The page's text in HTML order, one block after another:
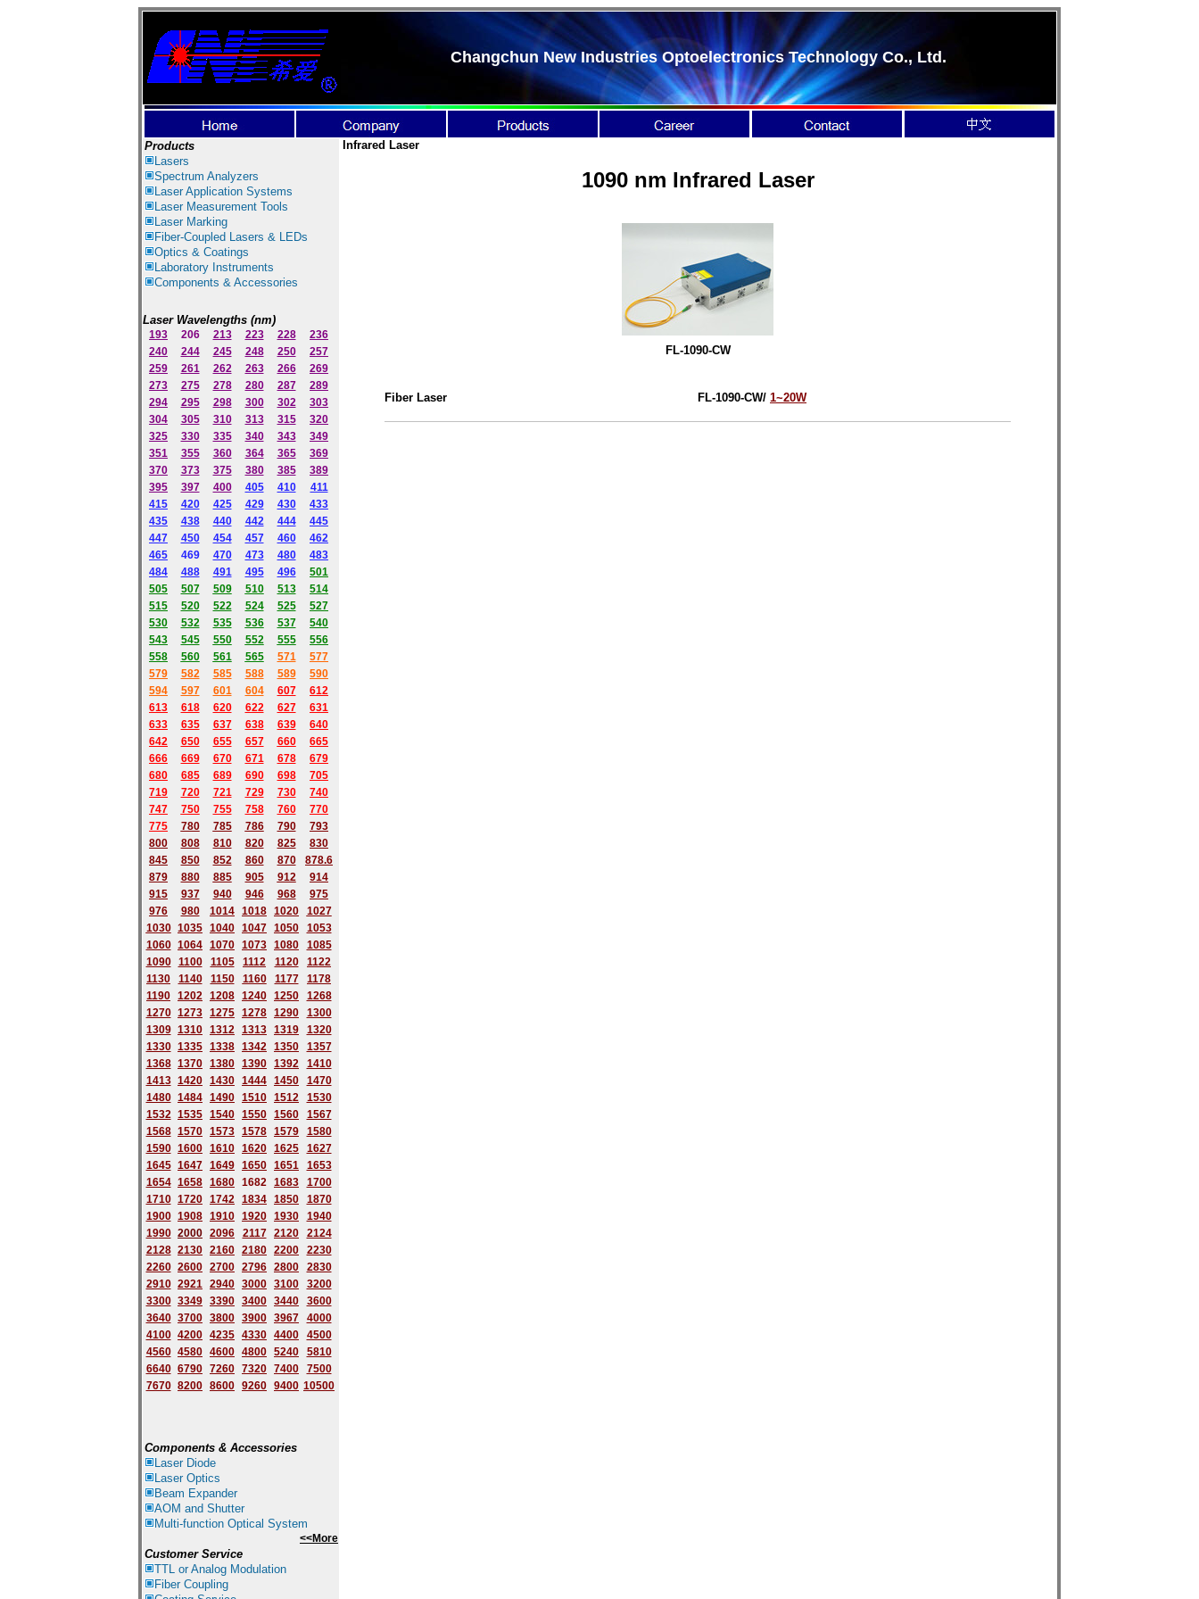
Changchun New Industries Optoelectronics Technology Co., Ltd.
Products
Lasers
Spectrum Analyzers
LaserApplication Systems
Laser Measurement Tools
Laser Marking
Fiber-Coupled Lasers & LEDs
Optics & Coatings
Laboratory Instruments
Components & Accessories
Laser Wavelengths (nm)
193 206 213 223 228
236
240
244 245 248 250
257
259
261 262 263 266
269
273
275 278 280 287
289
294
295 298 300 302
303
304
305 310 313 315
320
325
330 335 340 343
349
351
355 360 364 365
369
370
373 375 380 385
389
395
397 400 405 410
411
415
420 425 429 430
433
435
438 440 442 444
445
447
450 454 457 460
462
465
469 470 473 480
483
484
488 491 495 496
501
505
507 509 510 513
514
515
520 522 524 525
527
530
532 535 536 537
540
543
545 550 552 555
556
558
560 561 565 571
577
579
582 585 588 589
590
594 597 601 604 607
612
613
618 620 622 627
631
633
635 637 638 639
640
642
650 655 657 660
665
666
669 670 671 678
679
680
685 689 690 698
705
719
720 721 729 730
740
747
750 755 758 760
770
775
780 785 786 790
793
800
808 810 820 825
830
845
850 852 860 870
878.6
879
880 885 905 912
914
915
937 940 946 968
975
976
980 1014 1018 1020
1027
1030 1035 1040 1047 1050
1053
1060 1064 1070 1073 1080
1085
1090
1100 1105 1112 1120
1122
1130
1140 1150 1160 1177
1178
1190 1202 1208 1240 1250
1268
1270 1273 1275 1278 1290
1300
1309 1310 1312 1313 1319
1320
1330 1335 1338 1342 1350
1357
1368 1370 1380 1390 1392
1410
1413 1420 1430 1444 1450
1470
1480 1484 1490 1510 1512
1530
1532 1535 1540 1550 1560
1567
1568 1570 1573 1578 1579
1580
1590 1600 1610 1620 1625
1627
1645 1647 1649 1650 1651
1653
1654 1658 1680 1682 1683
1700
1710 1720 1742 1834 1850
1870
1900 1908 1910 1920 1930
1940
1990 2000 2096 2117 2120
2124
2128 2130 2160 2180 2200
2230
2260 2600 2700 2796 2800
2830
2910 2921 2940 3000 3100
3200
3300 3349 3390 3400 3440
3600
3640 3700 3800 3900 3967
4000
4100 4200 4235 4330 4400
4500
4560 4580 4600 4800 5240
5810
6640 6790 7260 7320 7400
7500
7670 8200 8600 9260 9400 10500
Components & Accessories
Laser Diode
Laser Optics
Beam Expander
AOM and Shutter
Multi-function Optical System
<<More
Customer Service
TTL or Analog Modulation
Fiber Coupling
Infrared Laser
1090 nm Infrared Laser
FL-1090-CW
Fiber Laser FL-1090-CW/ 1~20W